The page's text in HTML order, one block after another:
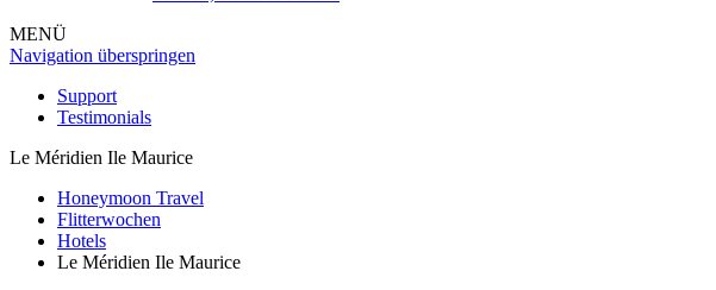
MENÜ
Navigation überspringen
Support
Testimonials
Le Méridien Ile Maurice
Honeymoon Travel
Flitterwochen
Hotels
Le Méridien Ile Maurice